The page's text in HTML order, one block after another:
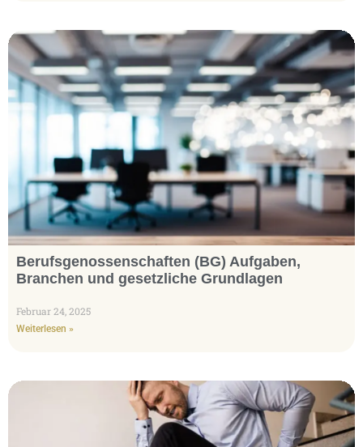
Berufsgenossenschaften (BG) Aufgaben,
Branchen und gesetzliche Grundlagen
Februar 24, 2025
Weiterlesen »